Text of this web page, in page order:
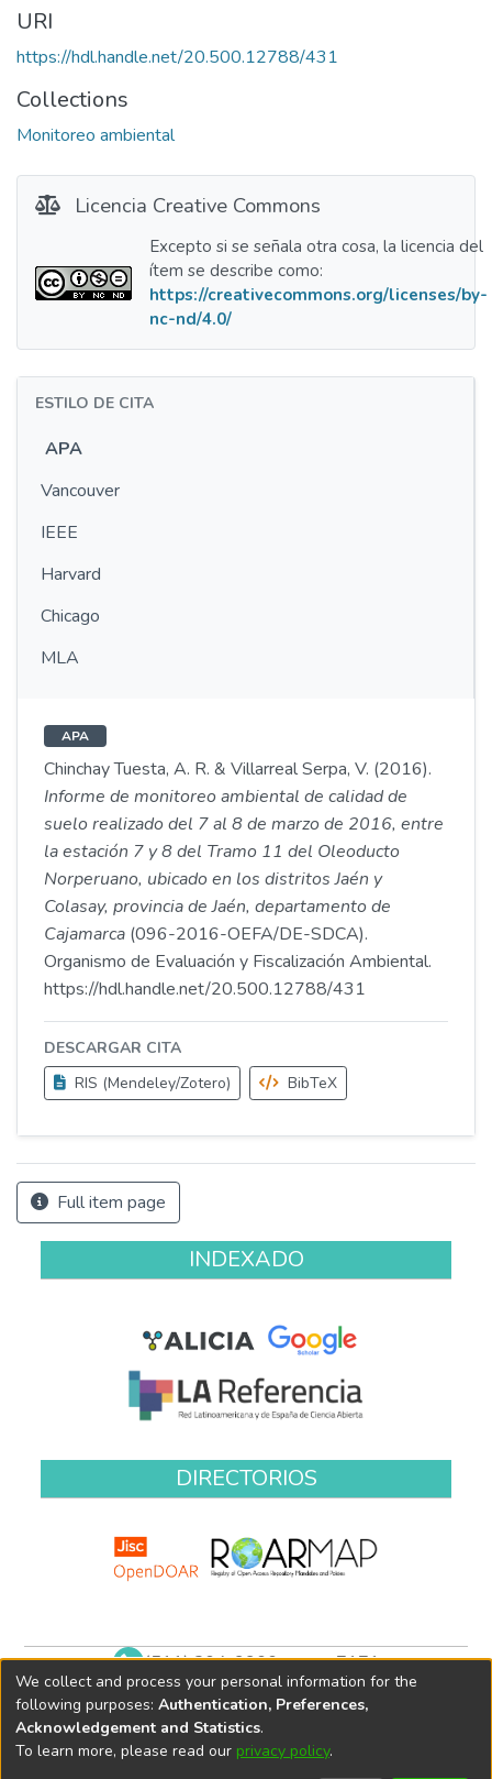
URI
https://hdl.handle.net/20.500.12788/431
Collections
Monitoreo ambiental
Licencia Creative Commons
Excepto si se señala otra cosa, la licencia del
ítem se describe como:
https://creativecommons.org/licenses/by-
nc-nd/4.0/
ESTILO DE CITA
APA
Vancouver
IEEE
Harvard
Chicago
MLA
APA
Chinchay Tuesta, A. R. & Villarreal Serpa, V. (2016).
Informe de monitoreo ambiental de calidad de
suelo realizado del 7 al 8 de marzo de 2016, entre
la estación 7 y 8 del Tramo 11 del Oleoducto
Norperuano, ubicado en los distritos Jaén y
Colasay, provincia de Jaén, departamento de
Cajamarca (096-2016-OEFA/DE-SDCA).
Organismo de Evaluación y Fiscalización Ambiental.
https://hdl.handle.net/20.500.12788/431
DESCARGAR CITA
RIS (Mendeley/Zotero)
BibTeX
Full item page
INDEXADO
DIRECTORIOS
(511) 204-9900 anexo 7171
biblioteca@oefa.gob.pe
We collect and process your personal information for the
following purposes: Authentication, Preferences,
Acknowledgement and Statistics.
To learn more, please read our privacy policy.